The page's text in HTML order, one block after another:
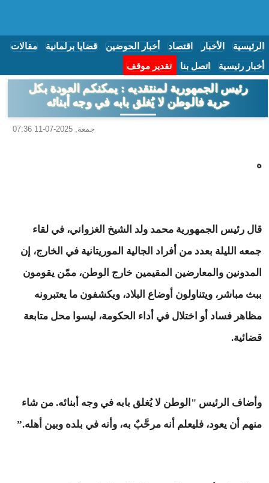
الرئيسية الأخبار اقتصاد أخبار الحوضين قضايا برلمانية مقالات
أخبار رئيسية اتصل بنا تقدير موقف
رئيس الجمهورية لمنتقديه : يمكنكم العودة بكل
حرية فالوطن لا يُغلق بابه في وجه أبنائه
جمعة, 2025-07-11 07:36
ه
قال رئيس الجمهورية محمد ولد الشيخ الغزواني، في لقاء
جمعه الليلة بعدد من أفراد الجالية الموريتانية في الخارج، إن
المدونين والمعارضين المقيمين خارج الوطن، ممّن يقومون
ببث مباشر، ويتناولون أوضاع البلاد، ويكشفون ما يعتبرونه
مظاهر فساد أو اختلال في أداء الحكومة، ليسوا محل متابعة
قضائية.
وأضاف الرئيس "الوطن لا يُغلق بابه في وجه أبنائه. من شاء
منهم أن يعود، فليعلم أنه مرحَّبٌ به، وأنه في بلده وبين أهله.”